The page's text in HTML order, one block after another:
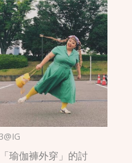
瑜伽褲外穿」的討